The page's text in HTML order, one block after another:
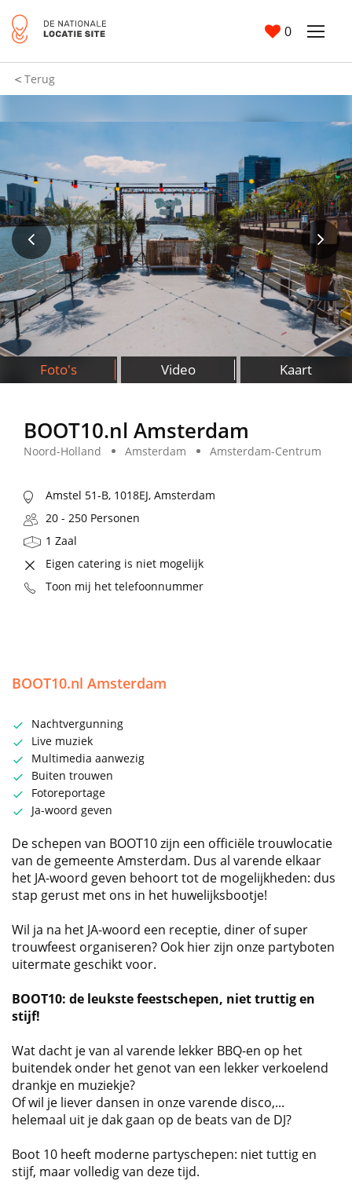
0
Terug
Foto's Video Kaart
BOOT10.nl Amsterdam
Noord-Holland Amsterdam Amsterdam-Centrum
Amstel 51-B, 1018EJ, Amsterdam
20 - 250 Personen
1 Zaal
Eigen catering is niet mogelijk
Toon mij het telefoonnummer
BOOT10.nl Amsterdam
Nachtvergunning
Live muziek
Multimedia aanwezig
Buiten trouwen
Fotoreportage
Ja-woord geven
De schepen van BOOT10 zijn een officiële trouwlocatie
van de gemeente Amsterdam. Dus al varende elkaar
het JA-woord geven behoort tot de mogelijkheden: dus
stap gerust met ons in het huwelijksbootje!
Wil ja na het JA-woord een receptie, diner of super
trouwfeest organiseren? Ook hier zijn onze partyboten
uitermate geschikt voor.
BOOT10: de leukste feestschepen, niet truttig en
stijf!
Wat dacht je van al varende lekker BBQ-en op het
buitendek onder het genot van een lekker verkoelend
drankje en muziekje?
Of wil je liever dansen in onze varende disco,...
helemaal uit je dak gaan op de beats van de DJ?
Boot 10 heeft moderne partyschepen: niet tuttig en
stijf, maar volledig van deze tijd.